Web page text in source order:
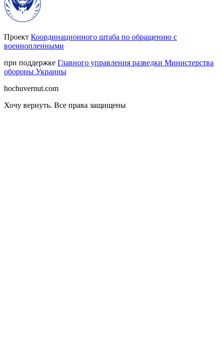
Проект Координационного штаба по обращению с
военнопленными
при поддержке Главного управления разведки Министерства
обороны Украины
hochuvernut.com
Хочу вернуть. Все права защищены